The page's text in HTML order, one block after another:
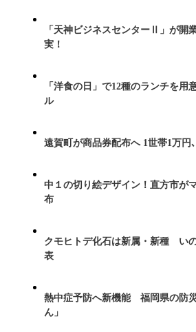
「天神ビジネスセンターⅡ」が
実！
「洋食の日」で12種のランチを
ル
遠賀町が商品券配布へ 1世帯1万円
中１の切り絵デザイン！直方市が
布
クモヒトデ化石は新属・新種 い
表
熱中症予防へ新機能 福岡県の防
ん」